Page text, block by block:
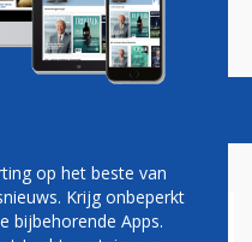
Vacatures
op het beste van
Krijg onbeperkt
bijbehorende Apps.